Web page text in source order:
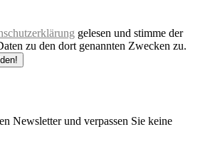
gelesen und stimme der
zu den dort genannten Zwecken zu.
Newsletter und verpassen Sie keine